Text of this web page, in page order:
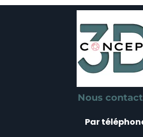
Nous
Par